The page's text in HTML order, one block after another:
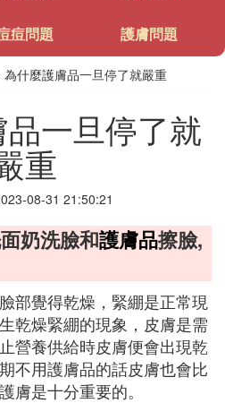
痘問題 護膚問題
為什麼護膚品一旦停了就嚴重
一旦停了就
重
08-31 21:50:21
奶洗臉和護膚品擦臉,
部覺得乾燥，緊綳是正常現
乾燥緊綳的現象，皮膚是需
營養供給時皮膚便會出現乾
不用護膚品的話皮膚也會比
膚是十分重要的。